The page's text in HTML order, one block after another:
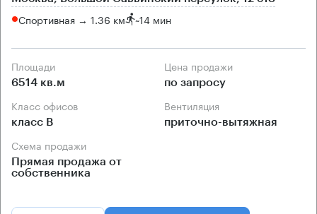
Спортивная → 1.36 км ~14 мин
Площади
6514 кв.м
Цена продажи
по запросу
Класс офисов
класс B
Вентиляция
приточно-вытяжная
Схема продажи
Прямая продажа от
собственника